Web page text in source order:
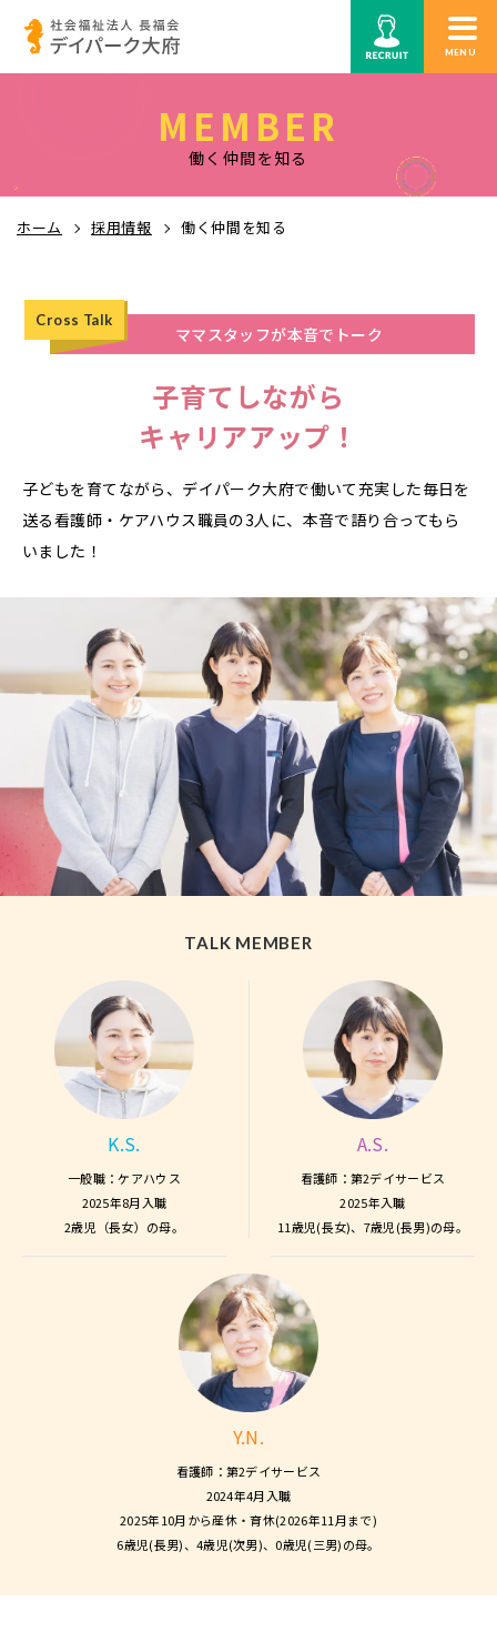
MENU
MEMBER
働く仲間を知る
ホーム 採用情報 働く仲間を知る
Cross Talk
ママスタッフが本音でトーク
子育てしながら
キャリアアップ！
子どもを育てながら、デイパーク大府で働いて充実した毎日を
送る看護師・ケアハウス職員の3人に、本音で語り合ってもら
いました！
TALK MEMBER
K.S.
一般職：ケアハウス
2025年8月入職
2歳児（長女）の母。
A.S.
看護師：第2デイサービス
2025年入職
11歳児(長女)、7歳児(長男)の母。
Y.N.
看護師：第2デイサービス
2024年4月入職
2025年10月から産休・育休(2026年11月まで)
6歳児(長男)、4歳児(次男)、0歳児(三男)の母。